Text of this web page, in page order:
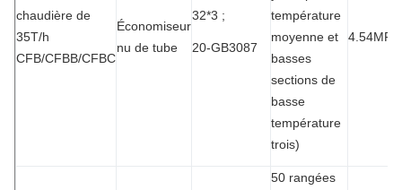
chaudière de
35T/h
CFB/CFBB/CFBC
Économiseur
nu de tube
32*3 ;
20-GB3087
température
moyenne et
basses
sections de
basse
température
trois)
4.54MPa
50 rangées